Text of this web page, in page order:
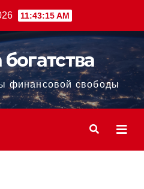
11:43:17 AM
финансовой свободы